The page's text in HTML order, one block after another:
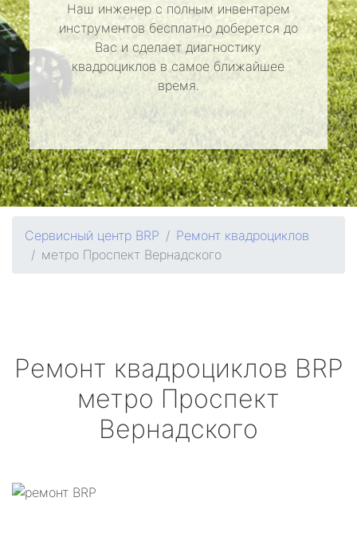
Наш инженер с полным инвентарем
инструментов бесплатно доберется до
Вас и сделает диагностику
квадроциклов в самое ближайшее
время.
Сервисный центр BRP
Ремонт квадроциклов
метро Проспект Вернадского
Ремонт квадроциклов BRP
метро Проспект
Вернадского